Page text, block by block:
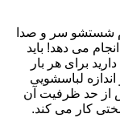
شستشو سر و صدا
می دهد! باید
برای هر بار
لباسشویی
از حد ظرفیت آن
کار می کند.